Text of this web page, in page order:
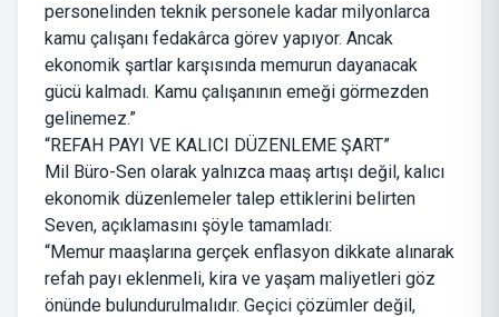
personelinden teknik personele kadar milyonlarca
kamu çalışanı fedakârca görev yapıyor. Ancak
ekonomik şartlar karşısında memurun dayanacak
gücü kalmadı. Kamu çalışanının emeği görmezden
gelinemez.”
“REFAH PAYI VE KALICI DÜZENLEME ŞART”
Mil Büro-Sen olarak yalnızca maaş artışı değil, kalıcı
ekonomik düzenlemeler talep ettiklerini belirten
Seven, açıklamasını şöyle tamamladı:
“Memur maaşlarına gerçek enflasyon dikkate alınarak
refah payı eklenmeli, kira ve yaşam maliyetleri göz
önünde bulundurulmalıdır. Geçici çözümler değil,